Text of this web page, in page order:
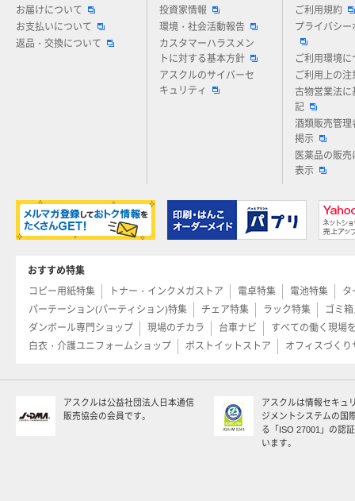
お届けについて
お支払いについて
返品・交換について
投資家情報
環境・社会活動報告
カスタマーハラスメン
トに対する基本方針
アスクルのサイバーセ
キュリティ
ご利用規約
プライバシー
ご利用環境に
ご利用上の注
古物営業法に
記
酒類販売管理
掲示
医薬品の販売
表示
おすすめ特集
コピー用紙特集
トナー・インクメガストア 電卓特集 電池特集
タ
パーテーション(パーティション)特集
チェア特集 ラック特集
ゴミ
ダンボール専門ショップ
現場のチカラ 台車ナビ
すべての働く現場
白衣・介護ユニフォームショップ
ポストイットストア オフィスづくり
アスクルは公益社団法人日本通信
販売協会の会員です。
アスクルは情報セキュ
ジメントシステムの国
る「ISO 27001」の認
います。